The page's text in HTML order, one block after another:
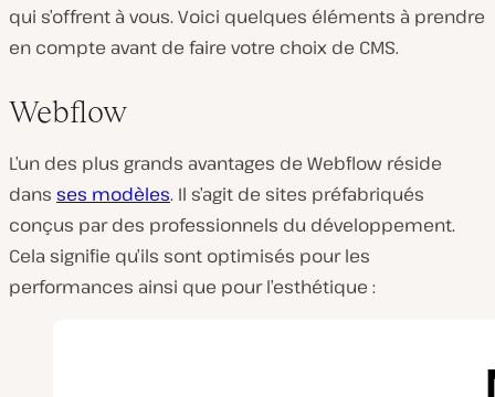
qui s’offrent à vous. Voici quelques éléments à prendre
en compte avant de faire votre choix de CMS.
Webflow
L’un des plus grands avantages de Webflow réside
dans ses modèles. Il s’agit de sites préfabriqués
conçus par des professionnels du développement.
Cela signifie qu’ils sont optimisés pour les
performances ainsi que pour l’esthétique :